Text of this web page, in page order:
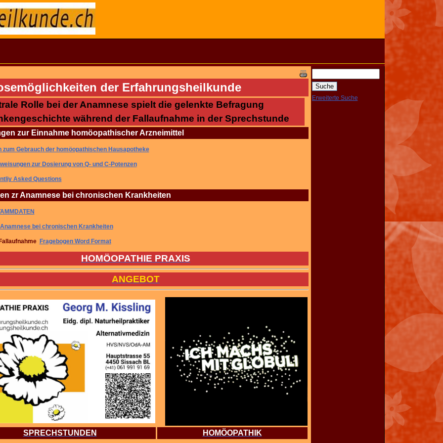
der Erfahrungsheilkunde
Rolle bei der Anamnese spielt die gelenkte Befragung
während der Fallaufnahme in der Sprechstunde
zur Einnahme homöopathischer Arzneimittel
zum Gebrauch der homöopathischen Hausapotheke
zur Dosierung von Q- und C-Potenzen
Asked Questions
zr Anamnese bei chronischen Krankheiten
Anamnese bei chronischen Krankheiten
Fragebogen Word Format
HOMÖOPATHIE PRAXIS
ANGEBOT
SPRECHSTUNDEN HOMÖOPATHIK
Erweiterte Suche